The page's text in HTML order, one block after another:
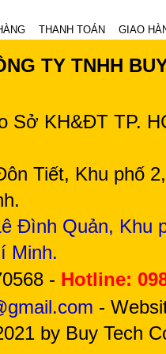
THANH TOÁN GIAO
TY TNHH
Sở KH&ĐT TP.
Tiết, Khu phố
Đình Quản, Khu
Minh.
- Hotline:
-
by Buy Tech